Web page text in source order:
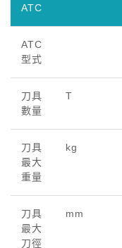
ATC
ATC
型式
刀具
數量
T
刀具
最大
重量
kg
刀具
最大
刀徑
mm